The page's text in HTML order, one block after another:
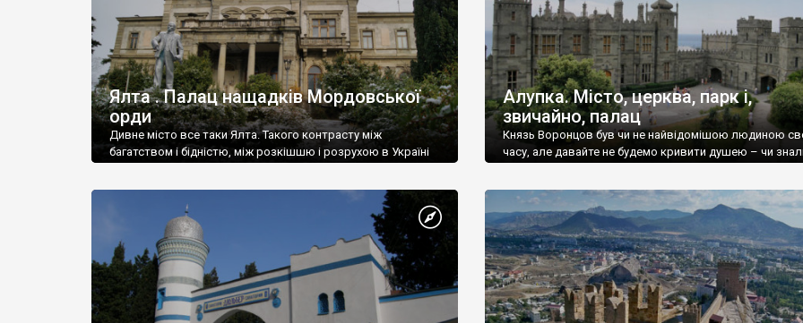
Ялта . Палац нащадків Мордовської
орди
Дивне місто все таки Ялта. Такого контрасту між
багатством і бідністю, між розкішшю і розрухою в Україні
Алупка. Місто, церква, парк і,
звичайно, палац
Князь Воронцов був чи не найвідомішою людиною
часу, але давайте не будемо кривити душею – чи